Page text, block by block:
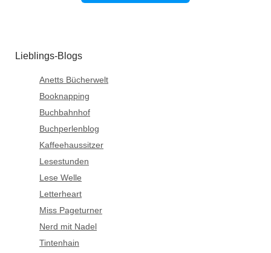
Lieblings-Blogs
Anetts Bücherwelt
Booknapping
Buchbahnhof
Buchperlenblog
Kaffeehaussitzer
Lesestunden
Lese Welle
Letterheart
Miss Pageturner
Nerd mit Nadel
Tintenhain